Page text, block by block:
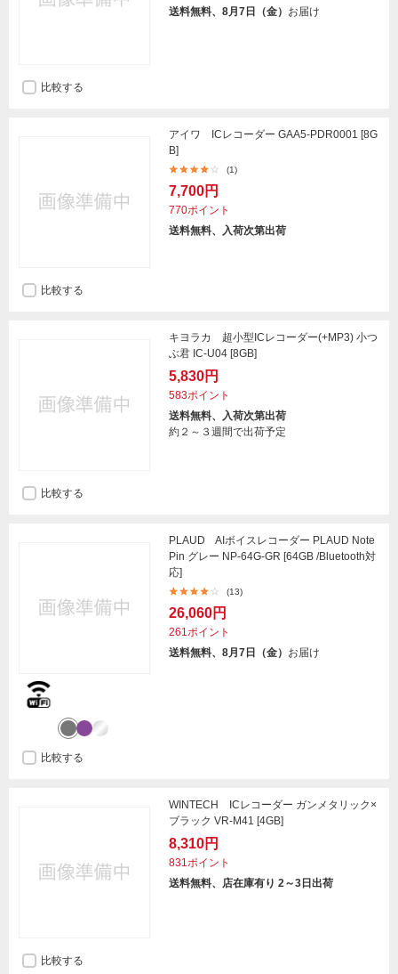
送料無料、8月7日（金） お届け
比較する
アイワ ICレコーダー GAA5-PDR0001 [8G
B]
(1)
7,700円
770ポイント
送料無料、入荷次第出荷
比較する
キヨラカ 超小型ICレコーダー(+MP3) 小つ
ぶ君 IC-U04 [8GB]
5,830円
583ポイント
送料無料、入荷次第出荷
約２～３週間で出荷予定
比較する
PLAUD AIボイスレコーダー PLAUD Note
Pin グレー NP-64G-GR [64GB /Bluetooth対
応]
(13)
26,060円
261ポイント
送料無料、8月7日（金） お届け
比較する
WINTECH ICレコーダー ガンメタリック×
ブラック VR-M41 [4GB]
8,310円
831ポイント
送料無料、店在庫有り 2～3日出荷
比較する